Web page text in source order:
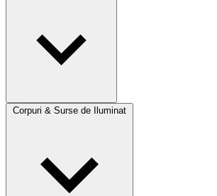
Corpuri & Surse de Iluminat